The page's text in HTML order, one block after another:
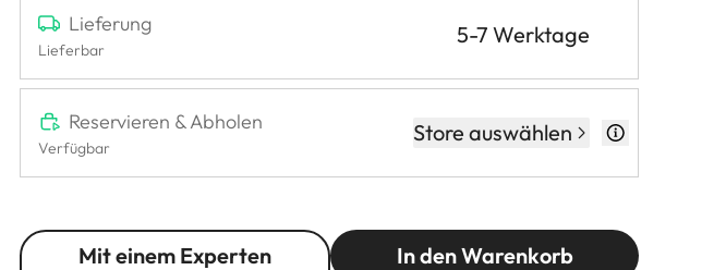
Lieferung
Lieferbar
5-7 Werktage
Reservieren & Abholen
Verfügbar
Store auswählen
Mit einem Experten
In den Warenkorb